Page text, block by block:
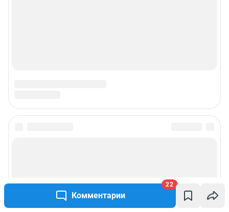
Комментарии
22